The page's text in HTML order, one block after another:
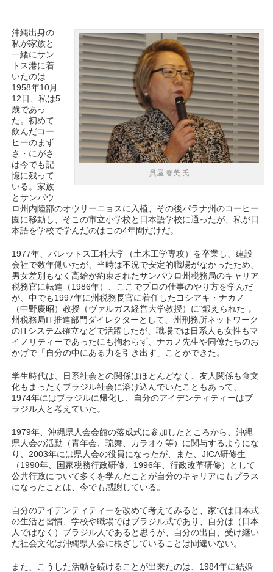
呉屋 春美 氏
沖縄出身の
私が家族と
一緒にサン
トス港に着
いたのは
1958年10月
12日、私は5
歳であっ
た。初めて
飲んだコー
ヒーのまず
さ・にがさ
は今でも記
憶に残って
いる。家族
とサンパウ
ロ州内陸部のオウリーニョスに入植、その後パラナ州のコーヒー
園に移動し、そこの市立小学校と日本語学校に通ったが、私が日
本語を学校で学んだのはこの4年間だけだ。
1977年、バレットス工科大学（土木工学専攻）を卒業し、建設
会社で数年働いたが、当時は不況で安定的職場がなかったため、
男女差別もなく高給が約束されたサンパウロ州税務局のキャリア
税務官に転進（1986年）、ここでプロの仕事のやり方を学んだ
が、中でも1997年に州税務長官に着任したヨシアキ・ナカノ
（中野慶昭）教授（ヴァルガス経営大学教授）に“鍛えられた”。
州税務局IT推進部門ダイレクターとして、州刑務所ネットワーク
のITシステム確立などで活躍したが、職場では日系人も女性もマ
イノリティーであったにも拘わらず、ナカノ先生や同僚たちのお
かげで「自分の中にある力を引き出す」ことができた。
学生時代は、日系社会との関係はほとんどなく、友人関係も食文
化もまったくブラジル社会に溶け込んでいたこともあって、
1974年にはブラジルに帰化し、自分のアイデンティティーはブ
ラジル人と考えていた。
1979年、沖縄県人会会館の落成式に参加したところから、沖縄
県人会の活動（青年会、琉舞、カラオケ等）に関与するようにな
り、2003年には県人会の役員になったが、また、JICA研修生
（1990年、国家税務行政研修、1996年、行政改革研修）として
公共行政について多くを学んだことが自分のキャリアにもプラス
になったことは、今でも感謝している。
自分のアイデンティティーを改めて考えてみると、家では日本式
の生活と習慣、学校や職場ではブラジル式であり、自分は（日本
人ではなく）ブラジル人であると思うが、自分の出自、受け継い
だ社会文化は沖縄県人会に根ざしていることは間違いない。
また、こうした活動を続けることが出来たのは、1984年に結婚